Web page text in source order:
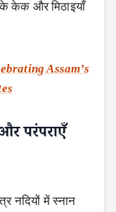
केक और मिठाइयाँ
Assam’s
परंपराएँ
नदियों में स्नान